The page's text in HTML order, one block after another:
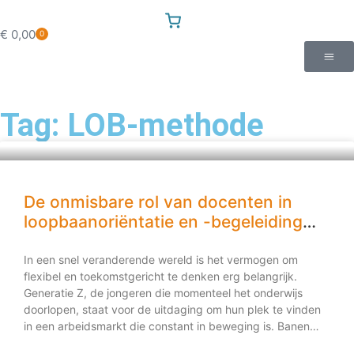
€ 0,00 0
Tag: LOB-methode
De onmisbare rol van docenten in
loopbaanoriëntatie en -begeleiding
In een snel veranderende wereld is het vermogen om
flexibel en toekomstgericht te denken erg belangrijk.
Generatie Z, de jongeren die momenteel het onderwijs
doorlopen, staat voor de uitdaging om hun plek te vinden
in een arbeidsmarkt die constant in beweging is. Banen